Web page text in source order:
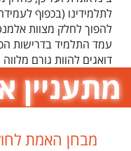
לתלמידינו (בכפוף
להפוך לחלק מצוות
עמד התלמיד בדרישות
דואגים להוות גורם
מתעניין
מבחן האמת